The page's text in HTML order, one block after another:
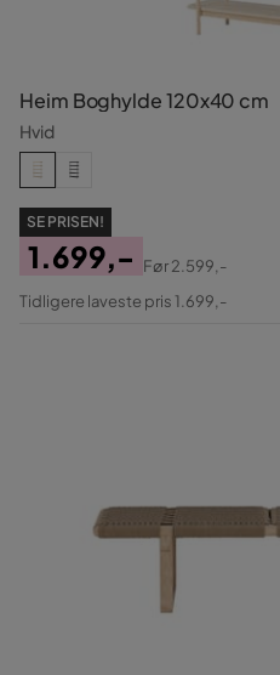
Heim Boghylde 120x40 cm
Hvid
SE PRISEN!
Pris
1.699,-
Original
Før2.599,-
Tidligere laveste pris 1.699,-